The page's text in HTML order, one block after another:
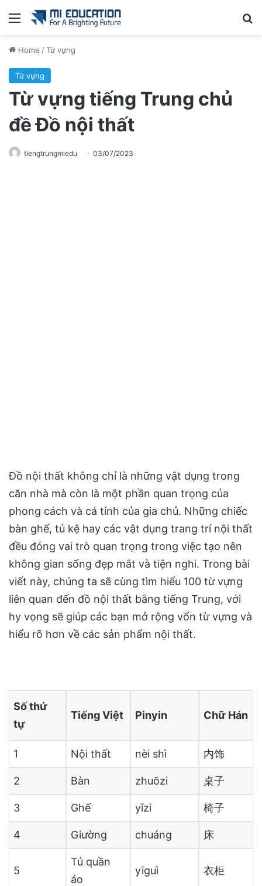
Menu
Home /Từ vựng
Từ vựng
Từ vựng tiếng Trung chủ
đề Đồ nội thất
tiengtrungmiedu 03/07/2023
Đồ nội thất không chỉ là những vật dụng trong
căn nhà mà còn là một phần quan trọng của
phong cách và cá tính của gia chủ. Những chiếc
bàn ghế, tủ kệ hay các vật dụng trang trí nội thất
đều đóng vai trò quan trọng trong việc tạo nên
không gian sống đẹp mắt và tiện nghi. Trong bài
viết này, chúng ta sẽ cùng tìm hiểu 100 từ vựng
liên quan đến đồ nội thất bằng tiếng Trung, với
hy vọng sẽ giúp các bạn mở rộng vốn từ vựng và
hiểu rõ hơn về các sản phẩm nội thất.
Số thứ
tự
Tiếng Việt Pinyin Chữ Hán
1 Nội thất nèi shì 内饰
2 Bàn zhuōzi 桌子
3 Ghế yǐzi 椅子
4 Giường chuáng 床
5
Tủ quần
áo
yīguì 衣柜